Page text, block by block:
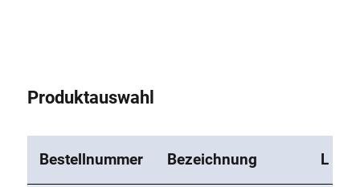
Produktauswahl
Bestellnummer Bezeichnung L